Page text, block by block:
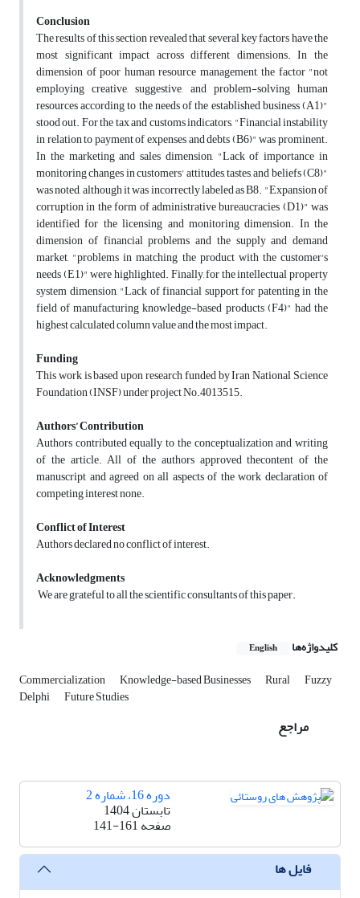
Conclusion
The results of this section revealed that several key factors have the
most significant impact across different dimensions. In the
dimension of poor human resource management, the factor "not
employing creative, suggestive, and problem-solving human
resources according to the needs of the established business (A1)"
stood out. For the tax and customs indicators, "Financial instability
in relation to payment of expenses and debts (B6)" was prominent.
In the marketing and sales dimension, "Lack of importance in
monitoring changes in customers' attitudes, tastes, and beliefs (C8)"
was noted, although it was incorrectly labeled as B8. "Expansion of
corruption in the form of administrative bureaucracies (D1)" was
identified for the licensing and monitoring dimension. In the
dimension of financial problems and the supply and demand
market, "problems in matching the product with the customer's
needs (E1)" were highlighted. Finally, for the intellectual property
system dimension, "Lack of financial support for patenting in the
field of manufacturing knowledge-based products (F4)" had the
highest calculated column value and the most impact.
Funding
This work is based upon research funded by Iran National Science
Foundation (INSF) under project No.4013515.
Authors’ Contribution
Authors contributed equally to the conceptualization and writing
of the article. All of the authors approved thecontent of the
manuscript and agreed on all aspects of the work declaration of
competing interest none.
Conflict of Interest
Authors declared no conflict of interest.
Acknowledgments
We are grateful to all the scientific consultants of this paper.
کلیدواژه‌ها English
Commercialization Knowledge-based Businesses Rural Fuzzy
Delphi Future Studies
مراجع
دوره 16، شماره 2
تابستان 1404
صفحه141-161
فایل ها